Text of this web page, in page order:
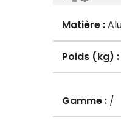
Matière :
Poids (kg) :
Gamme : /